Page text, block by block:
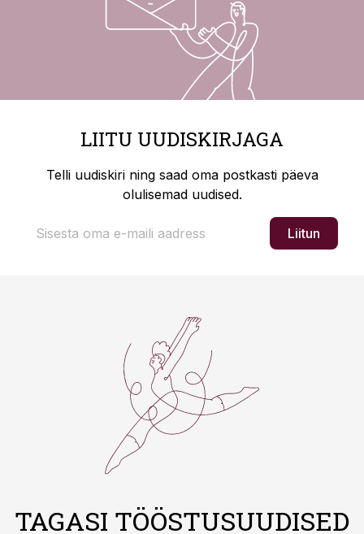
LIITU UUDISKIRJAGA
Telli uudiskiri ning saad oma postkasti päeva
olulisemad uudised.
Liitun
TAGASI TÖÖSTUSUUDISED